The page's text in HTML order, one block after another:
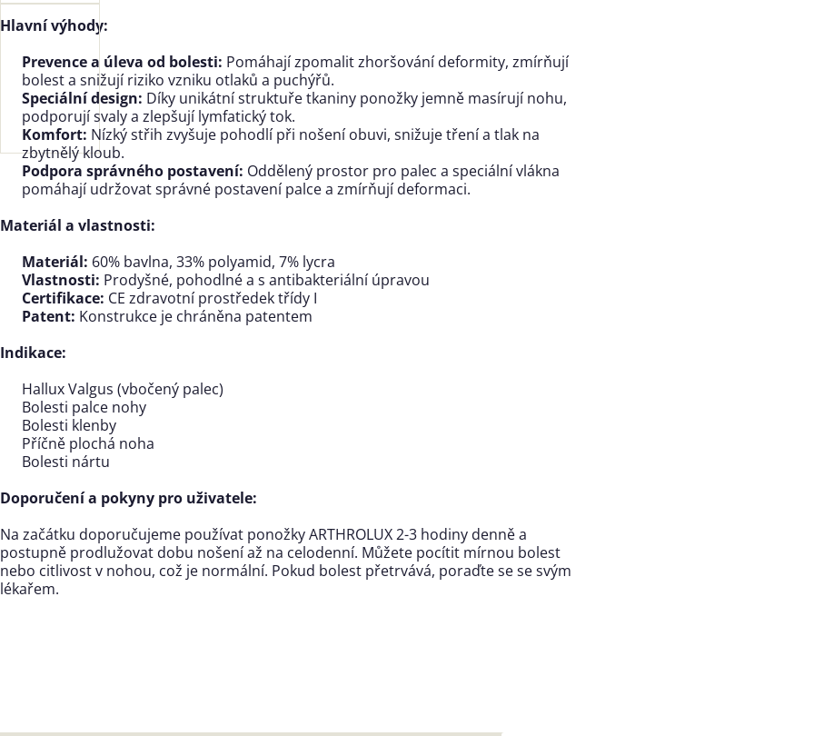
Hlavní výhody:
Prevence a úleva od bolesti: Pomáhají zpomalit zhoršování deformity, zmírňují
bolest a snižují riziko vzniku otlaků a puchýřů.
Speciální design: Díky unikátní struktuře tkaniny ponožky jemně masírují nohu,
podporují svaly a zlepšují lymfatický tok.
Komfort: Nízký střih zvyšuje pohodlí při nošení obuvi, snižuje tření a tlak na
zbytnělý kloub.
Podpora správného postavení: Oddělený prostor pro palec a speciální vlákna
pomáhají udržovat správné postavení palce a zmírňují deformaci.
Materiál a vlastnosti:
Materiál: 60% bavlna, 33% polyamid, 7% lycra
Vlastnosti: Prodyšné, pohodlné a s antibakteriální úpravou
Certifikace: CE zdravotní prostředek třídy I
Patent: Konstrukce je chráněna patentem
Indikace:
Hallux Valgus (vbočený palec)
Bolesti palce nohy
Bolesti klenby
Příčně plochá noha
Bolesti nártu
Doporučení a pokyny pro uživatele:
Na začátku doporučujeme používat ponožky ARTHROLUX 2-3 hodiny denně a
postupně prodlužovat dobu nošení až na celodenní. Můžete pocítit mírnou bolest
nebo citlivost v nohou, což je normální. Pokud bolest přetrvává, poraďte se se svým
lékařem.